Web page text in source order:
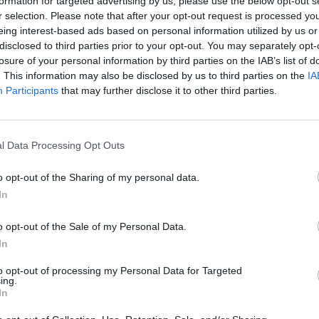
selection. Please note that after your opt-out request is processed
interest-based ads based on personal information utilized by us
to third parties prior to your opt-out. You may separately
of your personal information by third parties on the IAB’s list of
This information may also be disclosed by us to third parties on the
Participants that may further disclose it to other third parties.
Data Processing Opt Outs
opt-out of the Sharing of my personal data.
opt-out of the Sale of my Personal Data.
opt-out of processing my Personal Data for Targeted
(IEA) vezetője szerint a világ a
válságával néz szembe. A Hormuzi-szoros lezárása
ki a globális olajkínálatból, Európát pedig heteken
be a CNBC.
2026Az energiaszektor csúcsvezetői egy helyen:
beruházásokról, szabályozásról és az energetikai
az IEA ügyvezető igazgatója a CNBC-nek nyilatkozva úgy
energiabiztonsági válságával néz szembe. A vezető
portfolio.hu hírarchívumához tartozik, melynek olvasása
tartalmazza: